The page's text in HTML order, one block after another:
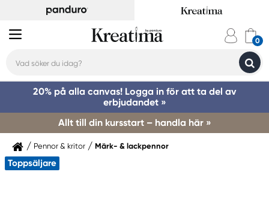
20% på alla canvas! Logga in för att ta del av
erbjudandet »
Allt till din kursstart – handla här »
Pennor & kritor Märk- & lackpennor
Toppsäljare